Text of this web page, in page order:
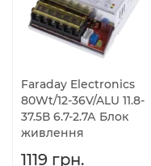
Faraday Electronics
80Wt/12-36V/ALU 11.8-
37.5В 6.7-2.7А Блок
живлення
1119 грн.